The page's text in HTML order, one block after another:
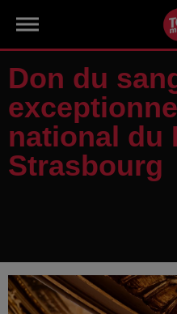
Don du
national du
Strasbourg